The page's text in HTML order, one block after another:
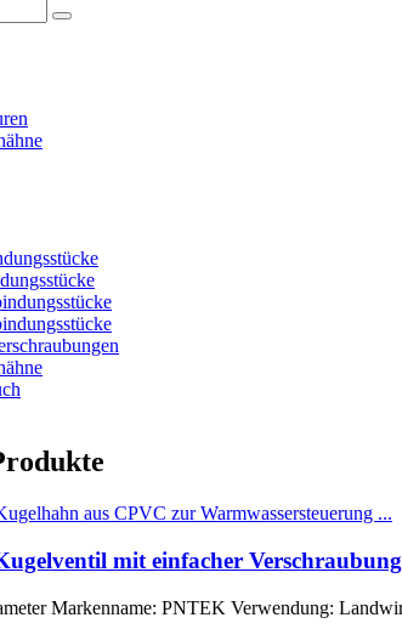
mit einfacher
Markenname: PNTEK Verwendung: